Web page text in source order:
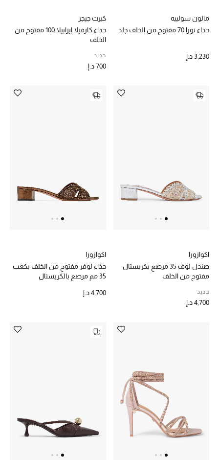
دليل مستلزمات الجمال
أبرز الماركات
عطور الربيع
خصومات
ما وصلنا حديثاً
ركن أناقة المنتجعات
جميع الملابس الرجالية
جميع الإكسسورات الرجالية
مالون سولييه
حذاء نورا 70 مفتوح من الخلف جلد
3,230 د.إ
كيرت جيجر
حذاء كارفيلا إيزابيلا 100 مفتوح من
الخلف
جديد
700 د.إ
اكوازورا
صندل لوف 35 مرصع بكريستال
مفتوح من الخلف
جديد
4,700 د.إ
اكوازورا
حذاء لوفر مفتوح من الخلف بكعب
35 مم مرصع بالكريستال
4,700 د.إ